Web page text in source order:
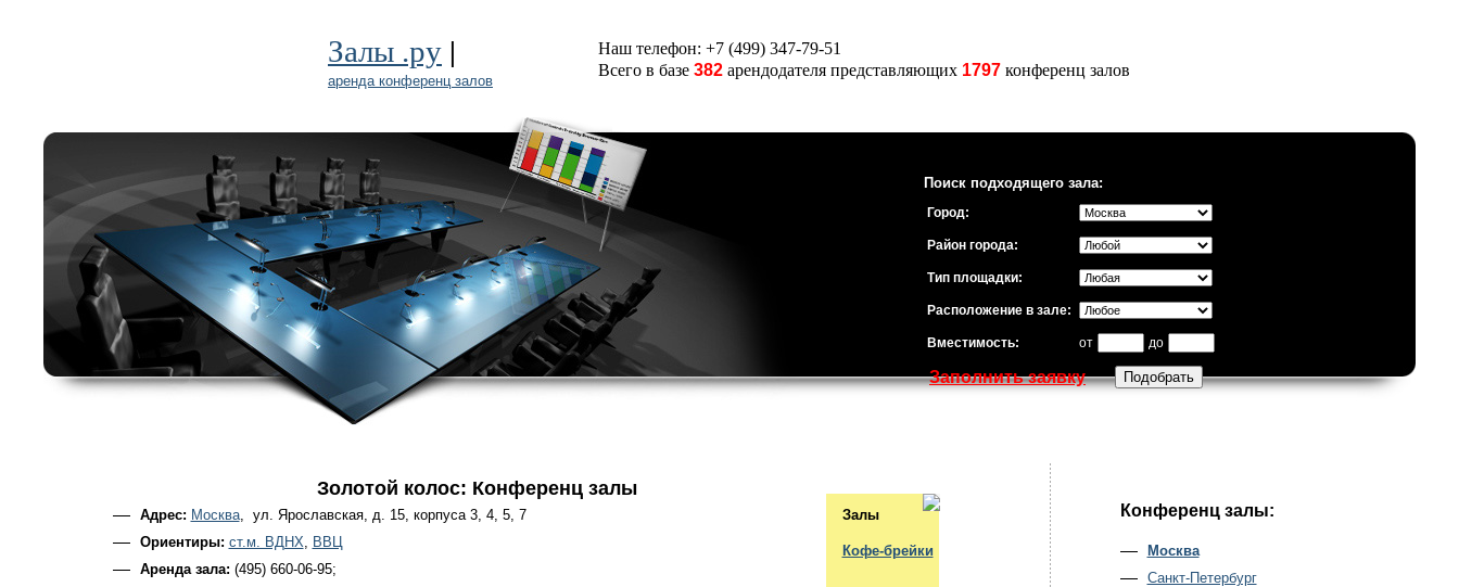
Залы .ру |
аренда конференц залов
Наш телефон: +7 (499) 347-79-51
Всего в базе 382 арендодателя представляющих 1797 конференц залов
Поиск подходящего зала:
Город:
Район города:
Тип площадки:
Расположение в зале:
Вместимость: от до
Заполнить заявку
Залы
Кофе-брейки
Золотой колос: Конференц залы
Адрес: Москва, ул. Ярославская, д. 15, корпуса 3, 4, 5, 7
Ориентиры: ст.м. ВДНХ, ВВЦ
Аренда зала: (495) 660-06-95;
Конференц залы:
Москва
Санкт-Петербург